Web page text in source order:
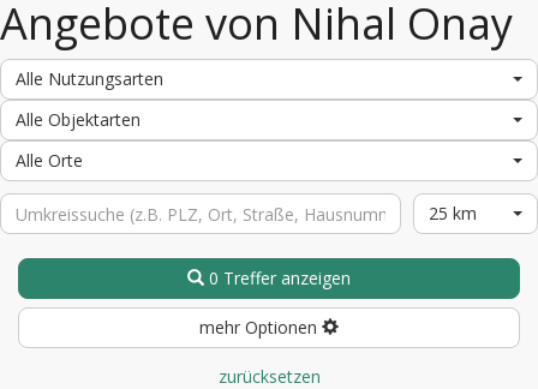
Angebote von Nihal Onay
Alle Nutzungsarten
Alle Objektarten
Alle Orte
25 km
0 Treffer anzeigen
mehr Optionen
zurücksetzen